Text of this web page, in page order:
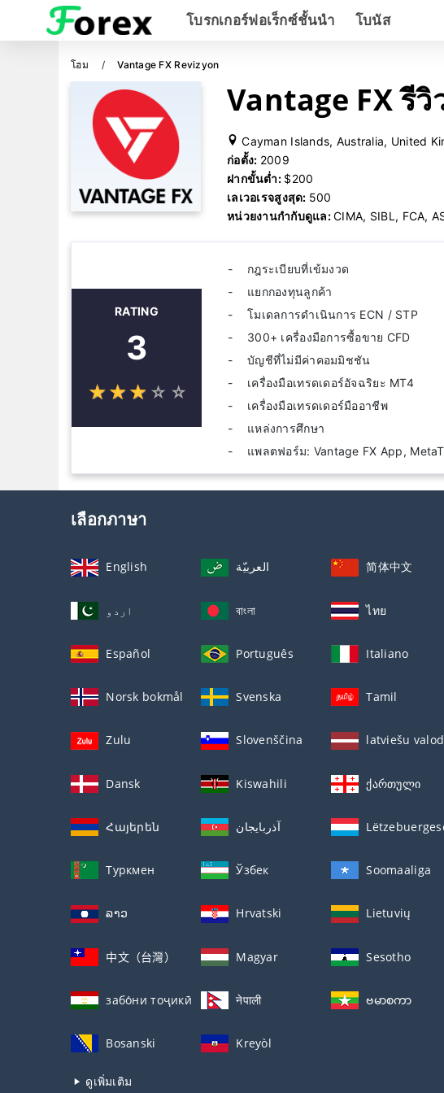
โบรกเกอร์ฟอเร็กซ์ชั้นนำ โบนัส
โฮม Vantage FX Revizyon
Vantage FX รีวิ
Cayman Islands, Australia, United
ก่อตั้ง: 2009
ฝากขั้นต่ำ: $200
เลเวอเรจสูงสุด: 500
หน่วยงานกำกับดูแล:CIMA, SIBL, FCA,
RATING
3
☆☆☆ ☆ ☆
★★★ ★ ★
กฎระเบียบที่เข้มงวด
แยกกองทุนลูกค้า
โมเดลการดำเนินการ ECN / STP
300+ เครื่องมือการซื้อขาย CFD
บัญชีที่ไม่มีค่าคอมมิชชัน
เครื่องมือเทรดเดอร์อัจฉริยะ MT4
เครื่องมือเทรดเดอร์มืออาชีพ
แหล่งการศึกษา
แพลตฟอร์ม: Vantage FX App,
เลือกภาษา
English العربيّة 简体中文
اردو বাংলা ไทย
Español Português Italiano
Norsk bokmål Svenska Tamil
Zulu Slovenščina latviešu
Dansk Kiswahili ქართული
Հայերեն آذربايجان
Туркмен Ўзбек Soomaaliga
ລາວ Hrvatski Lietuvių
中文（台灣） Magyar Sesotho
забо́ни тоҷикӣ́ नेपाली ဗမာစကာ
Bosanski Kreyòl
ดูเพิ่มเติม